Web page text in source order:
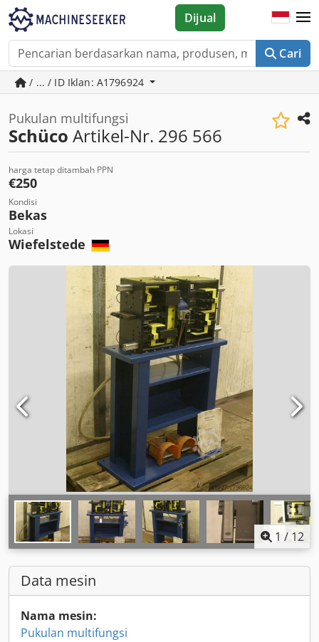
Cari
Dijual
/ ... / ID Iklan: A1796924
Pukulan multifungsi
Schüco Artikel-Nr. 296 566
harga tetap ditambah PPN
€250
Kondisi
Bekas
Lokasi
Wiefelstede
1 / 12
Data mesin
Nama mesin:
Pukulan multifungsi